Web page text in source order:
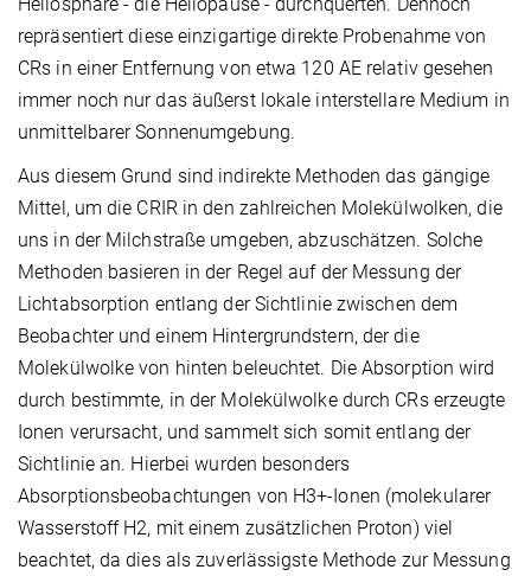
Heliosphäre - die Heliopause - durchquerten. Dennoch
repräsentiert diese einzigartige direkte Probenahme von
CRs in einer Entfernung von etwa 120 AE relativ gesehen
immer noch nur das äußerst lokale interstellare Medium in
unmittelbarer Sonnenumgebung.
Aus diesem Grund sind indirekte Methoden das gängige
Mittel, um die CRIR in den zahlreichen Molekülwolken, die
uns in der Milchstraße umgeben, abzuschätzen. Solche
Methoden basieren in der Regel auf der Messung der
Lichtabsorption entlang der Sichtlinie zwischen dem
Beobachter und einem Hintergrundstern, der die
Molekülwolke von hinten beleuchtet. Die Absorption wird
durch bestimmte, in der Molekülwolke durch CRs erzeugte
Ionen verursacht, und sammelt sich somit entlang der
Sichtlinie an. Hierbei wurden besonders
Absorptionsbeobachtungen von H3+-Ionen (molekularer
Wasserstoff H2, mit einem zusätzlichen Proton) viel
beachtet, da dies als zuverlässigste Methode zur Messung